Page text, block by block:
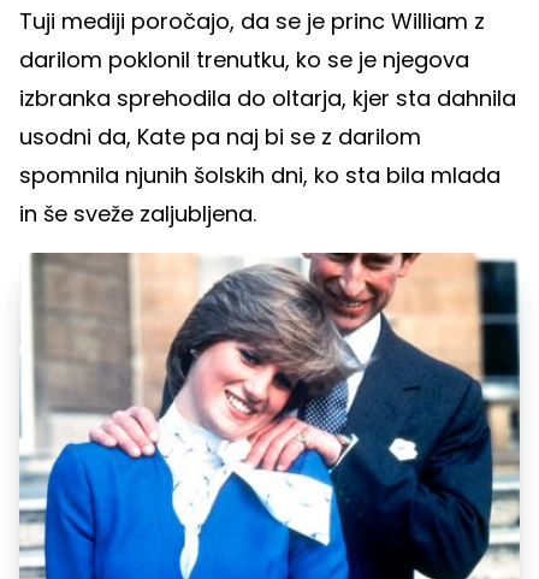
Tuji mediji poročajo, da se je princ William z
darilom poklonil trenutku, ko se je njegova
izbranka sprehodila do oltarja, kjer sta dahnila
usodni da, Kate pa naj bi se z darilom
spomnila njunih šolskih dni, ko sta bila mlada
in še sveže zaljubljena.